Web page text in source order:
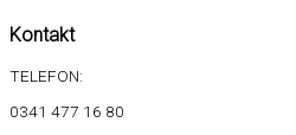
Kontakt
TELEFON:
0341 477 16 80